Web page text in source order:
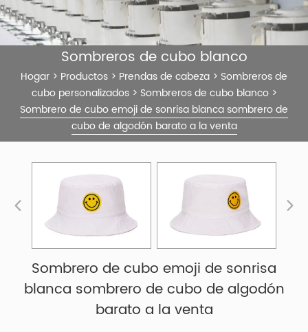
Sombreros de cubo blanco
Hogar > Productos > Prendas de cabeza > Sombreros de
cubo personalizados> Sombreros de cubo blanco>
Sombrero de cubo emoji de sonrisa blanca sombrero de
cubo de algodón barato a la venta
Sombrero de cubo emoji de sonrisa
blanca sombrero de cubo de algodón
barato a la venta